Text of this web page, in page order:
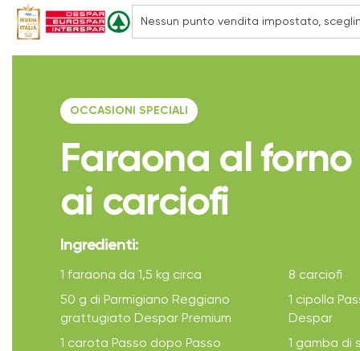
OCCASIONI SPECIALI
Faraona al
ai carciofi
Ingredienti:
1 faraona da 1,5 kg circa
8 carciofi
50 g di Parmigiano Reggiano
grattugiato Despar Premium
1 cipolla
Despar
1 carota Passo dopo Passo
1 gamba di